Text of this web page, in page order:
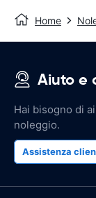
Home
Aiuto e
Hai bisogno di
noleggio.
Assistenza